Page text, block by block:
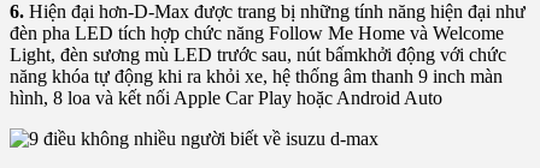
6. Hiện đại hơn-D-Max được trang bị những tính năng hiện đại như
đèn pha LED tích hợp chức năng Follow Me Home và Welcome
Light, đèn sương mù LED trước sau, nút bấmkhởi động với chức
năng khóa tự động khi ra khỏi xe, hệ thống âm thanh 9 inch màn
hình, 8 loa và kết nối Apple Car Play hoặc Android Auto